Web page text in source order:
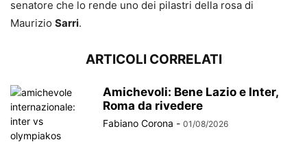
senatore che lo rende uno dei pilastri della rosa di
Maurizio Sarri.
ARTICOLI CORRELATI
Amichevoli: Bene Lazio e Inter,
Roma da rivedere
Fabiano Corona - 01/08/2026